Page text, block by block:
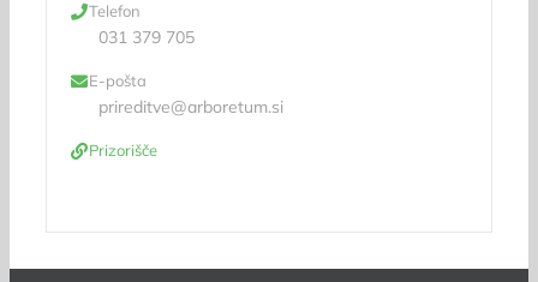
Telefon
031 379 705
E-pošta
prireditve@arboretum.si
Prizorišče